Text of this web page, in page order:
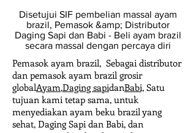
Disetujui SIF pembelian massal ayam
brazil, Pemasok &amp; Distributor
Daging Sapi dan Babi - Beli ayam brazil
secara massal dengan percaya diri
Pemasok ayam brazil, Sebagai distributor
dan pemasok ayam brazil grosir
globalAyam,Daging sapidanBabi, Satu
tujuan kami tetap sama, untuk
menyediakan ayam beku brazil yang
sehat, Daging Sapi dan Babi, dan